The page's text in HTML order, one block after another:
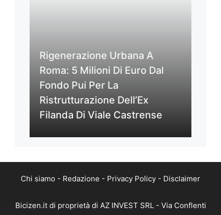
Rigenerazione Urbana A
Roma: 5 Milioni Di Euro Dal
Fondo Pui Per La
Ristrutturazione Dell’Ex
Filanda Di Viale Castrense
Chi siamo - Redazione - Privacy Policy - Disclaimer
Bicizen.it di proprietà di AZ INVEST SRL - Via Conflenti